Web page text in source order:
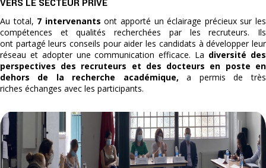
VERS LE SECTEUR PRIVÉ
Au total, 7 intervenants ont apporté un éclairage précieux sur les
compétences et qualités recherchées par les recruteurs. Ils
ont partagé leurs conseils pour aider les candidats à développer leur
réseau et adopter une communication efficace. La diversité des
perspectives des recruteurs et des docteurs en poste en
dehors de la recherche académique, a permis de très
riches échanges avec les participants.